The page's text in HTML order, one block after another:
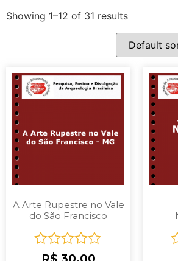
Showing 1–12 of 31 results
A Arte Rupestre no Vale
do São Francisco
Rated